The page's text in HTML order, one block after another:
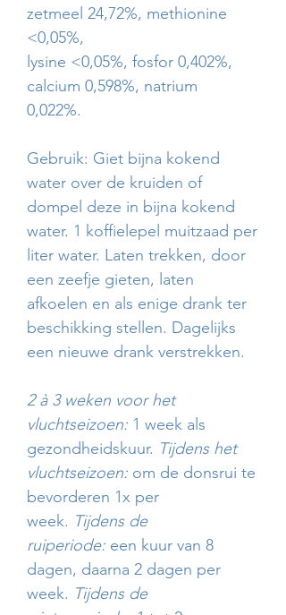
zetmeel 24,72%, methionine
<0,05%,
lysine <0,05%, fosfor 0,402%,
calcium 0,598%, natrium
0,022%.
Gebruik: Giet bijna kokend
water over de kruiden of
dompel deze in bijna kokend
water. 1 koffielepel muitzaad per
liter water. Laten trekken, door
een zeefje gieten, laten
afkoelen en als enige drank ter
beschikking stellen. Dagelijks
een nieuwe drank verstrekken.
2 à 3 weken voor het
vluchtseizoen: 1 week als
gezondheidskuur. Tijdens het
vluchtseizoen: om de donsrui te
bevorderen 1x per
week. Tijdens de
ruiperiode: een kuur van 8
dagen, daarna 2 dagen per
week. Tijdens de